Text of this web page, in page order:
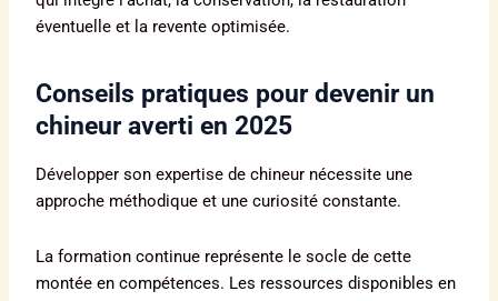
éventuelle et la revente optimisée.
Conseils pratiques pour devenir un
chineur averti en 2025
Développer son expertise de chineur nécessite une
approche méthodique et une curiosité constante.
La formation continue représente le socle de cette
montée en compétences. Les ressources disponibles en